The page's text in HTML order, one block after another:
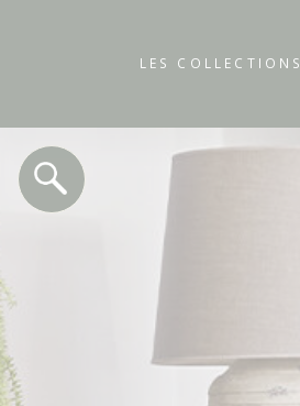
LES COLLECTIONS